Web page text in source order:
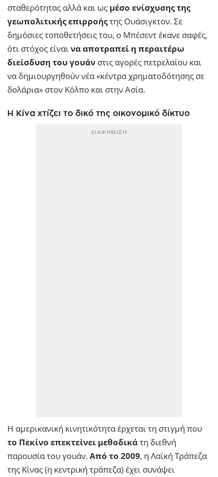
σταθερότητας αλλά και ως μέσο ενίσχυσης της
γεωπολιτικής επιρροήςτης Ουάσιγκτον. Σε
δημόσιες τοποθετήσεις του, ο Μπέσεντ έκανε σαφές,
ότι στόχος είναινα αποτραπεί η περαιτέρω
διείσδυση του γουάν στις αγορές πετρελαίου και
να δημιουργηθούν νέα «κέντρα χρηματοδότησης σε
δολάρια» στον Κόλπο και στην Ασία.
Η Κίνα χτίζει το δικό της οικονομικό δίκτυο
Η αμερικανική κινητικότητα έρχεται τη στιγμή που
το Πεκίνο επεκτείνει μεθοδικάτη διεθνή
παρουσία του γουάν.Από το 2009, η Λαϊκή Τράπεζα
της Κίνας (η κεντρική τράπεζα) έχει συνάψει